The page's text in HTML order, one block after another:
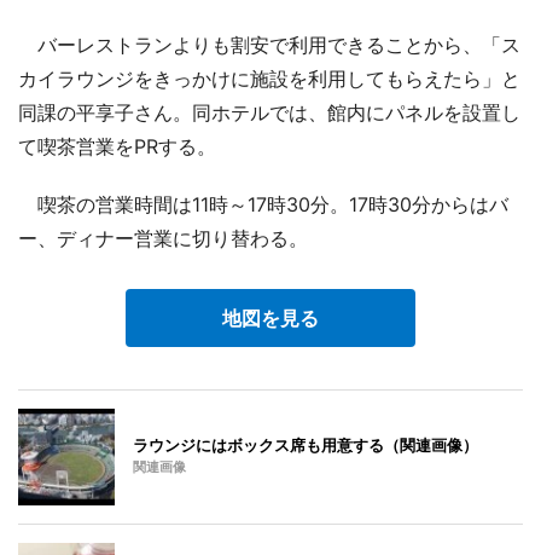
バーレストランよりも割安で利用できることから、「ス
カイラウンジをきっかけに施設を利用してもらえたら」と
同課の平享子さん。同ホテルでは、館内にパネルを設置し
て喫茶営業をPRする。
喫茶の営業時間は11時～17時30分。17時30分からはバ
ー、ディナー営業に切り替わる。
地図を見る
ラウンジにはボックス席も用意する（関連画像）
関連画像